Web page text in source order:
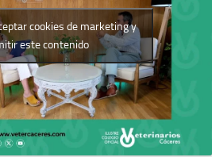
cookies de marketing y
este contenido